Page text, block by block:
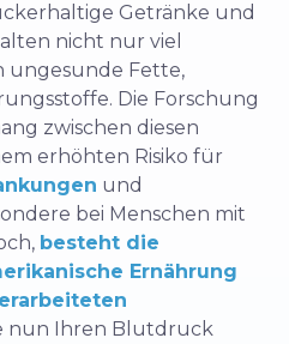
Getränke und
nicht nur viel
ungesunde Fette,
Die Forschung
zwischen diesen
erhöhten Risiko für
und
bei Menschen mit
besteht die
Ernährung
nun Ihren Blutdruck